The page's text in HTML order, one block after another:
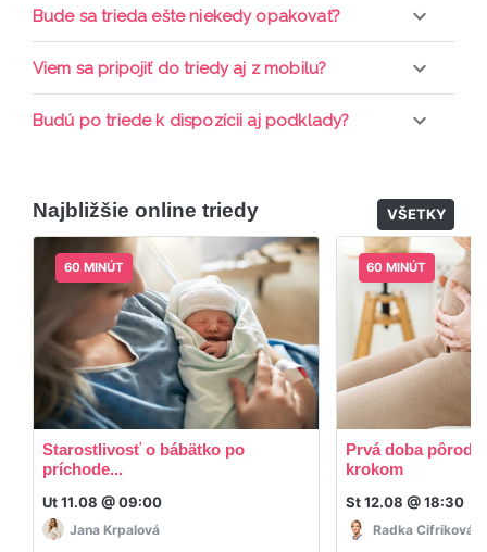
prihlásiť do triedy.
Každá trieda sa nahráva a je k dispozícií po dobu 7
Bude sa trieda ešte niekedy opakovať?
Triedy sa priebežne opakujú, stačí sledovať ponuku
Viem sa pripojiť do triedy aj z mobilu?
Áno, pripojenie do triedy je možné aj cez mobil,
Budú po triede k dispozícii aj podklady?
dispozícií.
Najbližšie online triedy VŠETKY
60 MINÚT
Starostlivosť o bábätko po
príchode...
Ut 11.08 @ 09:00
Jana Krpalová
60 MINÚT
Prvá doba
krokom
St 12.08 @ 18:30
Radka Cifriková